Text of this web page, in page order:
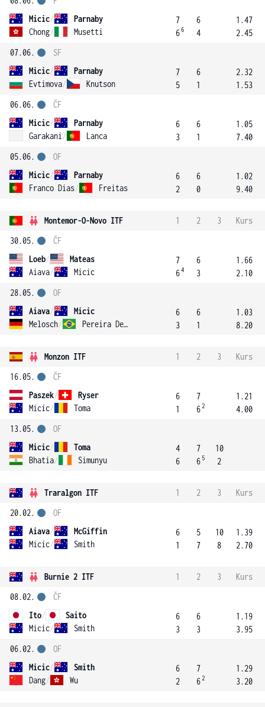
Micic/
Parnaby
Chong/ Musetti
7
66
6
4
1.47
2.45
07.06.
Micic/
Parnaby
Evtimova/ Knutson
SF
7
5
6
1
2.32
1.53
06.06.
Micic/
Parnaby
Garakani / Lanca
ČF
6
3
6
1
1.05
7.40
05.06.
Micic/
Parnaby
Franco Dias/ Freitas
OF
6
2
6
0
1.02
9.40
Montemor-O-Novo ITF 1 2 3
Kurs
30.05.
Loeb/
Mateas
Aiava/ Micic
ČF
7
64
6
3
1.66
2.10
28.05.
Aiava/
Micic
Melosch/ Pereira De Aguiar
OF
6
3
6
1
1.03
8.20
Monzon ITF 1 2 3
Kurs
16.05.
Paszek/
Ryser
Micic/ Toma
ČF
6
1
7
62
1.21
4.00
13.05.
Micic/
Toma
Bhatia/ Simunyu
OF
4
6
7
6 5
10
2
Traralgon ITF 1 2 3
Kurs
20.02.
Aiava/
McGiffin
Micic/ Smith
OF
6
1
5
7
10
8
1.39
2.70
Burnie 2 ITF 1 2 3
Kurs
08.02.
Ito/
Saito
Micic/ Smith
ČF
6
3
6
3
1.19
3.95
06.02.
Micic/
Smith
Dang/ Wu
OF
6
2
7
62
1.29
3.20